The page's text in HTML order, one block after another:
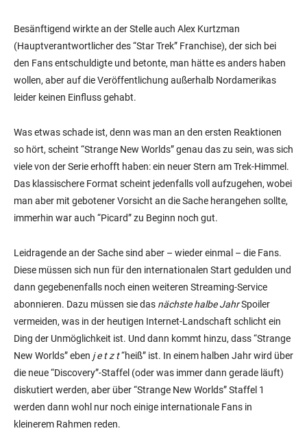
Besänftigend wirkte an der Stelle auch Alex Kurtzman
(Hauptverantwortlicher des “Star Trek” Franchise), der sich bei
den Fans entschuldigte und betonte, man hätte es anders haben
wollen, aber auf die Veröffentlichung außerhalb Nordamerikas
leider keinen Einfluss gehabt.
Was etwas schade ist, denn was man an den ersten Reaktionen
so hört, scheint “Strange New Worlds” genau das zu sein, was sich
viele von der Serie erhofft haben: ein neuer Stern am Trek-Himmel.
Das klassischere Format scheint jedenfalls voll aufzugehen, wobei
man aber mit gebotener Vorsicht an die Sache herangehen sollte,
immerhin war auch “Picard” zu Beginn noch gut.
Leidragende an der Sache sind aber – wieder einmal – die Fans.
Diese müssen sich nun für den internationalen Start gedulden und
dann gegebenenfalls noch einen weiteren Streaming-Service
abonnieren. Dazu müssen sie das nächste halbe JahrSpoiler
vermeiden, was in der heutigen Internet-Landschaft schlicht ein
Ding der Unmöglichkeit ist. Und dann kommt hinzu, dass “Strange
New Worlds” eben j e t z t“heiß” ist. In einem halben Jahr wird über
die neue “Discovery”-Staffel (oder was immer dann gerade läuft)
diskutiert werden, aber über “Strange New Worlds” Staffel 1
werden dann wohl nur noch einige internationale Fans in
kleinerem Rahmen reden.